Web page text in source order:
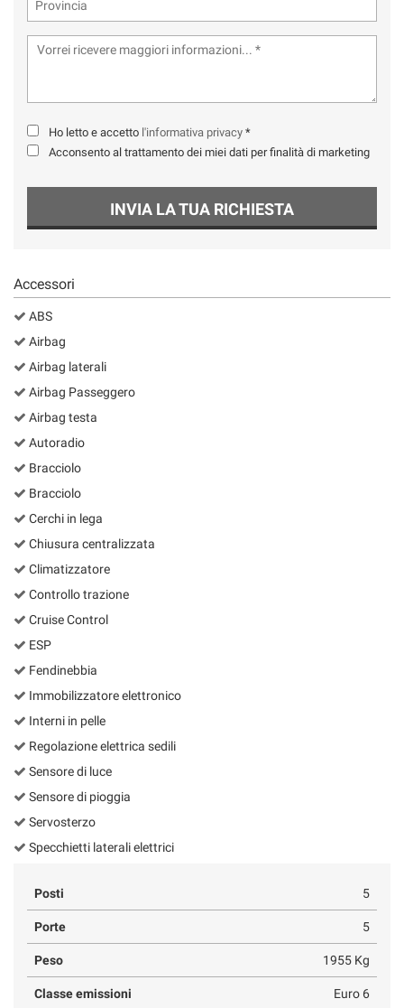
Ho letto e accetto l'informativa privacy *
Acconsento al trattamento dei miei dati per finalità di marketing
INVIA LA TUA RICHIESTA
Accessori
ABS
Airbag
Airbag laterali
Airbag Passeggero
Airbag testa
Autoradio
Bracciolo
Bracciolo
Cerchi in lega
Chiusura centralizzata
Climatizzatore
Controllo trazione
Cruise Control
ESP
Fendinebbia
Immobilizzatore elettronico
Interni in pelle
Regolazione elettrica sedili
Sensore di luce
Sensore di pioggia
Servosterzo
Specchietti laterali elettrici
Posti 5
Porte 5
Peso 1955 Kg
Classe emissioni Euro 6